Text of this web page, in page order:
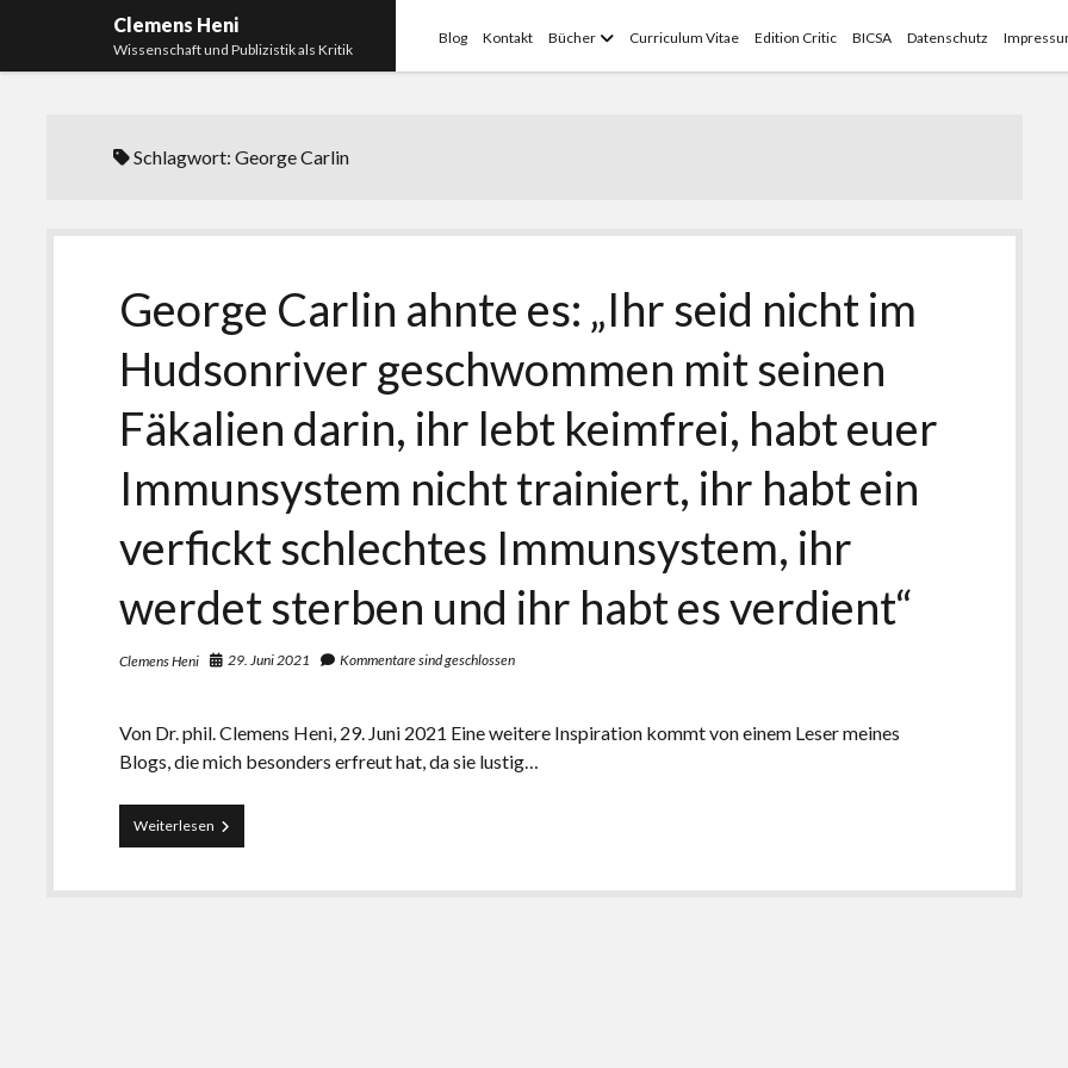
Clemens Heni
Wissenschaft und Publizistik als Kritik
Blog Kontakt Bücher MenüCurriculum Vitae Edition Critic BICSA Datenschutz
Schlagwort:George Carlin
George Carlin ahnte es: „Ihr seid nicht im
Hudsonriver geschwommen mit seinen
Fäkalien darin, ihr lebt keimfrei, habt euer
Immunsystem nicht trainiert, ihr habt ein
verfickt schlechtes Immunsystem, ihr
werdet sterben und ihr habt es verdient“
Clemens Heni 29. Juni 2021 Kommentare sind geschlossen
Von Dr. phil. Clemens Heni, 29. Juni 2021 Eine weitere Inspiration kommt von einem Leser meines
Blogs, die mich besonders erfreut hat, da sie lustig…
Weiterlesen George
Carlin
es: